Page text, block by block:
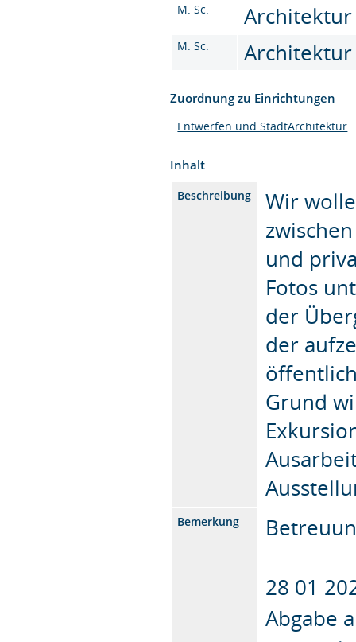
M. Sc.
Architektur
M. Sc. Architektur
Zuordnung zu Einrichtungen
Entwerfen und StadtArchitektur
Inhalt
Beschreibung
Wir
und
Fotos
der
der
Grund
Bemerkung
28 01
Abgabe